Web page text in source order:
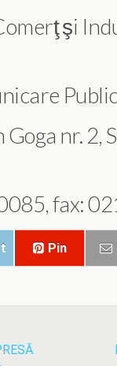
şi
nr. 2,
fax:
Pin